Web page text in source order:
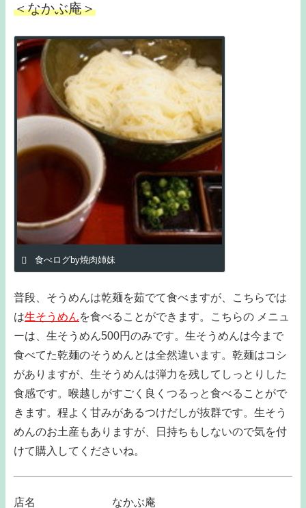
＜なかぶ庵＞
食べログby焼肉姉妹
普段、そうめんは乾麺を茹でて食べますが、こちらでは
は生そうめんを食べることができます。こちらの メニュ
ーは、生そうめん500円のみです。生そうめんは今まで
食べてた乾麺のそうめんとは全然違います。乾麺はコシ
がありますが、生そうめんは弾力を残してしっとりした
食感です。喉越しがすごく良くつるっと食べることがで
きます。程よく甘みがあるつけだしが抜群です。生そう
めんのお土産もありますが、日持ちもしないので気を付
けて購入してくださいね。
店名 なかぶ庵